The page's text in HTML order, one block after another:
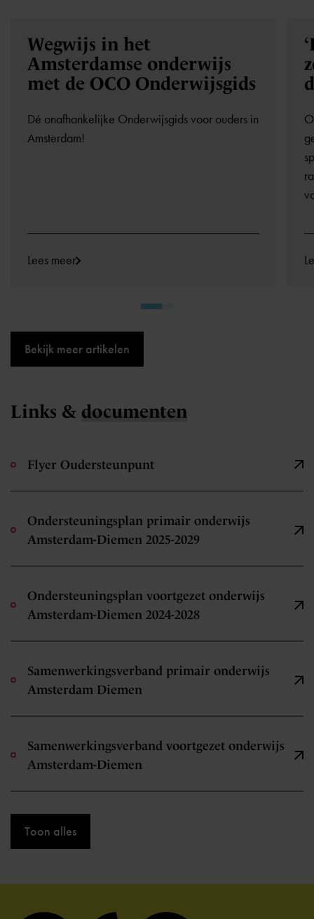
Wegwijs in het
Amsterdamse onderwijs
met de OCO Onderwijsgids
Dé onafhankelijke Onderwijsgids voor ouders in
Amsterdam!
Lees meer
Bekijk meer artikelen
Links & documenten
Flyer Oudersteunpunt
Ondersteuningsplan primair onderwijs
Amsterdam-Diemen 2025-2029
Ondersteuningsplan voortgezet onderwijs
Amsterdam-Diemen 2024-2028
Samenwerkingsverband primair onderwijs
Amsterdam Diemen
Samenwerkingsverband voortgezet onderwijs
Amsterdam-Diemen
Toon alles